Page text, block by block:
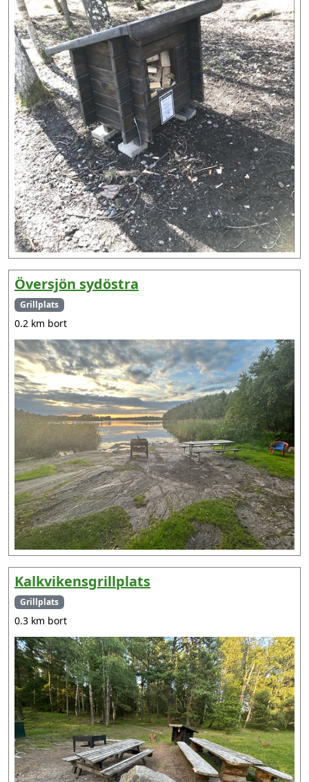
Översjön sydöstra
Grillplats
0.2 km bort
Kalkvikensgrillplats
Grillplats
0.3 km bort